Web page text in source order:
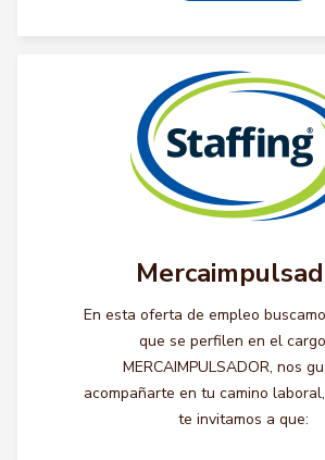
En esta oferta de empleo
que se perfilen en el
MERCAIMPULSADOR, nos
acompañarte en tu camino
te invitamos a que: